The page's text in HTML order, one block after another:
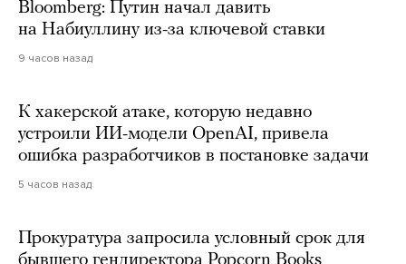
Bloomberg: Путин начал давить
на Набиуллину из-за ключевой ставки
9 часов назад
К хакерской атаке, которую недавно
устроили ИИ-модели OpenAI, привела
ошибка разработчиков в постановке задачи
5 часов назад
Прокуратура запросила условный срок для